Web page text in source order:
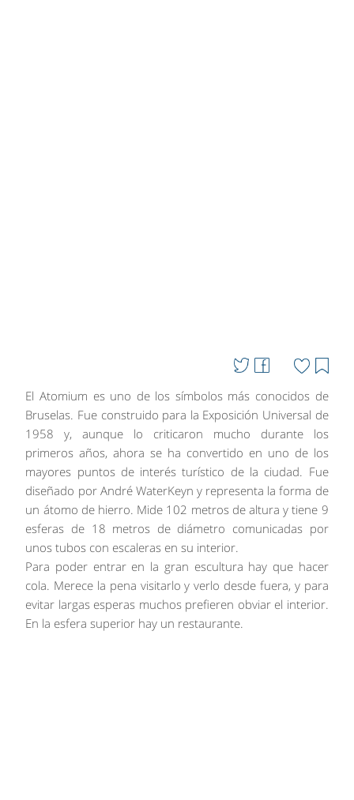
El Atomium es uno de los símbolos más conocidos de
Bruselas. Fue construido para la Exposición Universal de
1958 y, aunque lo criticaron mucho durante los
primeros años, ahora se ha convertido en uno de los
mayores puntos de interés turístico de la ciudad. Fue
diseñado por André WaterKeyn y representa la forma de
un átomo de hierro. Mide 102 metros de altura y tiene 9
esferas de 18 metros de diámetro comunicadas por
unos tubos con escaleras en su interior.
Para poder entrar en la gran escultura hay que hacer
cola. Merece la pena visitarlo y verlo desde fuera, y para
evitar largas esperas muchos prefieren obviar el interior.
En la esfera superior hay un restaurante.